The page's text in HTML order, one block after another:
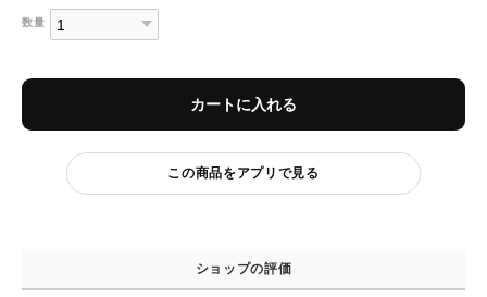
数量
カートに入れる
この商品をアプリで見る
ショップの評価